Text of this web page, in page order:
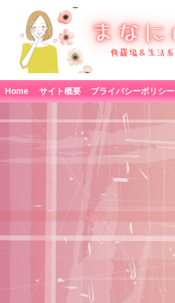
Home サイト概要 プライバシーポリシー